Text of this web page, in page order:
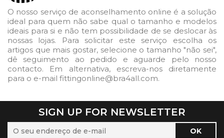
O nosso serviço de aconselhamento online é a solução
ideal para quem não sabe qual o tamanho e modelos
ideais para si e não tem possibilidade de se deslocar às
nossas lojas. Para solicitar este serviço escolha os
artigos que mais gostar, selecione o tamanho "não sei",
dê seguimento ao pedido e aguarde pelo nosso
contacto. Em alternativa, escreva-nos diretamente
para o e-mail fittingonline@bra4all.com.
SIGN UP FOR NEWSLETTER